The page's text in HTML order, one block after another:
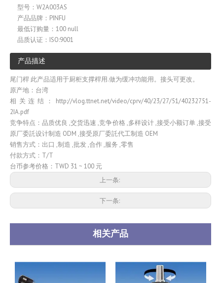
型号： W2A003AS
产品品牌： PINFU
最低订购量： 100 null
品质认证： ISO:9001
产品描述
尾门桿 此产品适用于厨柜支撑桿用.做为缓冲功能用。接头可更改。
原产地：台湾
相关连结：http://vlog.ttnet.net/video/cprv/40/23/27/51/40232751-
2IA.pdf
竞争特点：品质优良 ,交货迅速 ,竞争价格 ,多样设计 ,接受小额订单 ,接受
原厂委託设计制造 ODM ,接受原厂委託代工制造 OEM
销售方式：出口 ,制造 ,批发 ,合作 ,服务 ,零售
付款方式：T/T
台币参考价格：TWD 31 ~ 100 元
上一条:
下一条:
相关产品